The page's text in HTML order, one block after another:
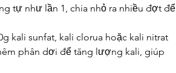
tự như lần 1, chia nhỏ ra nhiều đợt để
kali sunfat, kali clorua hoặc kali nitrat
phân dơi để tăng lượng kali, giúp